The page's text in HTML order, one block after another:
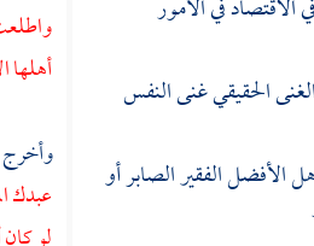
في الأمور
الحقيقي غنى النفس
الفقير الصابر أو
أهلها
وأخرج
عبدك